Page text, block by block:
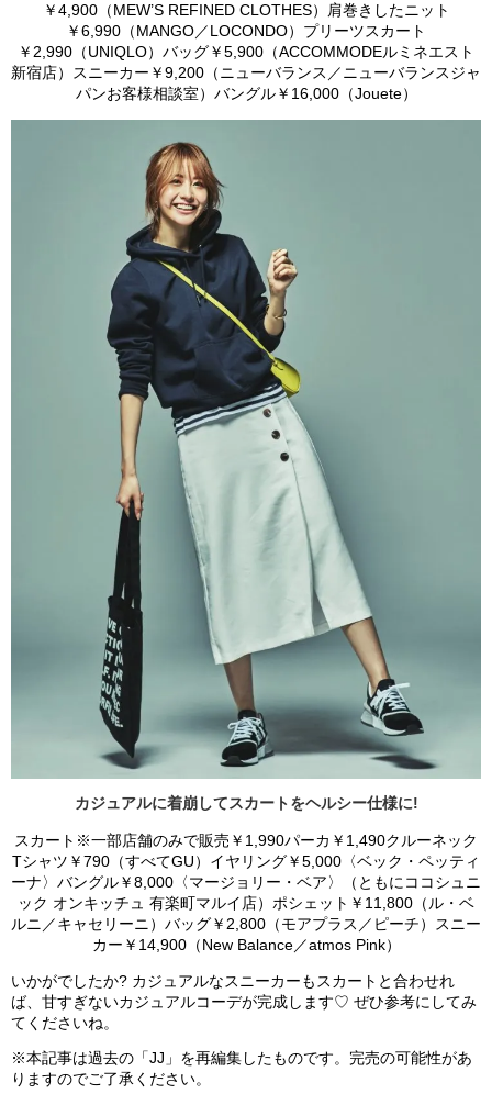
￥4,900（MEW’S REFINED CLOTHES）肩巻きしたニット
￥6,990（MANGO／LOCONDO）プリーツスカート
￥2,990（UNIQLO）バッグ￥5,900（ACCOMMODEルミネエスト
新宿店）スニーカー￥9,200（ニューバランス／ニューバランスジャ
パンお客様相談室）バングル￥16,000（Jouete）
カジュアルに着崩してスカートをヘルシー仕様に!
スカート※一部店舗のみで販売￥1,990パーカ￥1,490クルーネック
Tシャツ￥790（すべてGU）イヤリング￥5,000〈ベック・ペッティ
ーナ〉バングル￥8,000〈マージョリー・ベア〉（ともにココシュニ
ック オンキッチュ 有楽町マルイ店）ポシェット￥11,800（ル・ベ
ルニ／キャセリーニ）バッグ￥2,800（モアプラス／ピーチ）スニー
カー￥14,900（New Balance／atmos Pink）
いかがでしたか? カジュアルなスニーカーもスカートと合わせれ
ば、甘すぎないカジュアルコーデが完成します♡ ぜひ参考にしてみ
てくださいね。
※本記事は過去の「JJ」を再編集したものです。完売の可能性があ
りますのでご了承ください。